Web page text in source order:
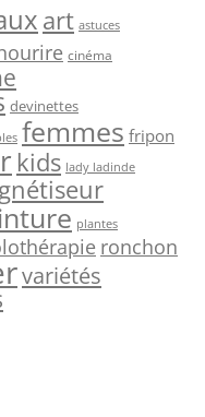
art astuces
cinéma
devinettes
femmes fripon
kids lady ladinde
plantes
ronchon
variétés